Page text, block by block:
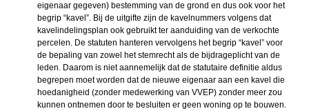
eigenaar gegeven) bestemming van de grond en dus ook voor het
begrip “kavel”. Bij de uitgifte zijn de kavelnummers volgens dat
kavelindelingsplan ook gebruikt ter aanduiding van de verkochte
percelen. De statuten hanteren vervolgens het begrip “kavel” voor
de bepaling van zowel het stemrecht als de bijdrageplicht van de
leden. Daarom is niet aannemelijk dat de statutaire definitie aldus
begrepen moet worden dat de nieuwe eigenaar aan een kavel die
hoedanigheid (zonder medewerking van VVEP) zonder meer zou
kunnen ontnemen door te besluiten er geen woning op te bouwen.